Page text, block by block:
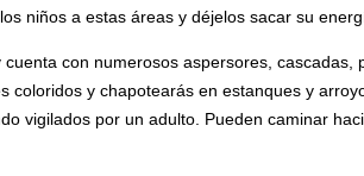
niños a estas áreas y déjelos sacar su
con numerosos aspersores, cascadas,
coloridos y chapotearás en estanques y
vigilados por un adulto. Pueden caminar